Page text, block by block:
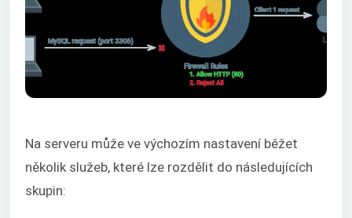
Na serveru může ve výchozím nastavení běžet
několik služeb, které lze rozdělit do následujících
skupin: